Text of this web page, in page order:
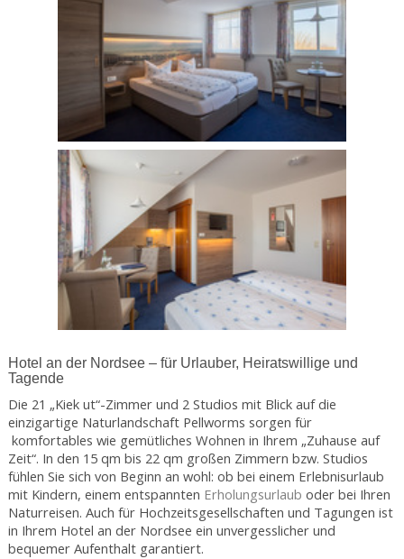
Hotel an der Nordsee – für Urlauber, Heiratswillige und
Tagende
Die 21 „Kiek ut“-Zimmer und 2 Studios mit Blick auf die
einzigartige Naturlandschaft Pellworms sorgen für
komfortables wie gemütliches Wohnen in Ihrem „Zuhause auf
Zeit“. In den 15 qm bis 22 qm großen Zimmern bzw. Studios
fühlen Sie sich von Beginn an wohl: ob bei einem Erlebnisurlaub
mit Kindern, einem entspannten Erholungsurlaub oder bei Ihren
Naturreisen. Auch für Hochzeitsgesellschaften und Tagungen ist
in Ihrem Hotel an der Nordsee ein unvergesslicher und
bequemer Aufenthalt garantiert.